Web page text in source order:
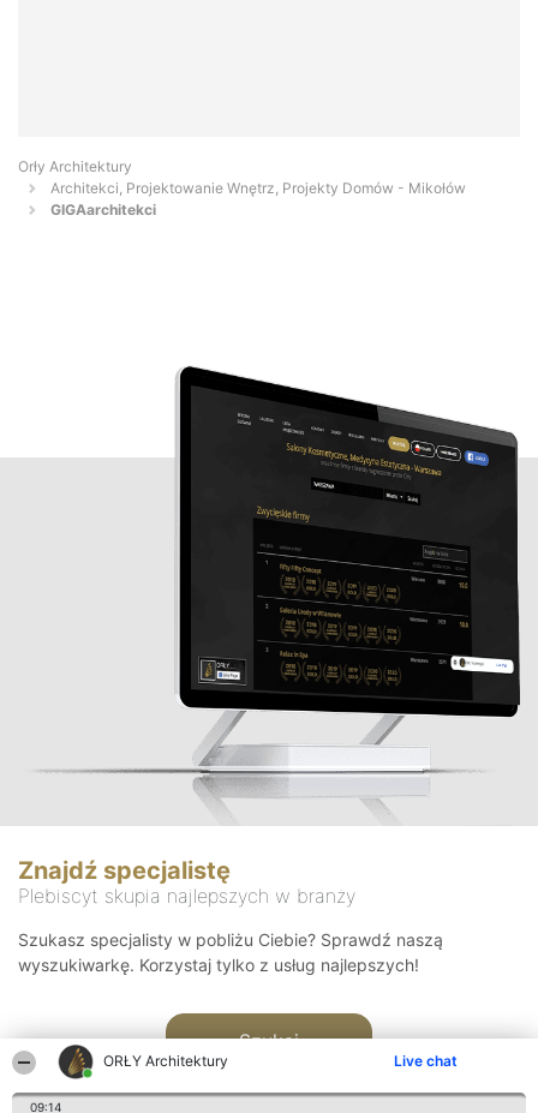
ORŁY Architektury Live chat
09:14
Orły Architektury
Architekci, Projektowanie Wnętrz, Projekty Domów - Mikołów
GIGAarchitekci
Znajdź specjalistę
Plebiscyt skupia najlepszych w branży
Szukasz specjalisty w pobliżu Ciebie? Sprawdź naszą
wyszukiwarkę. Korzystaj tylko z usług najlepszych!
Szukaj